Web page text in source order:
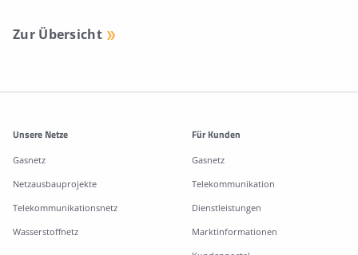
Zur Übersicht
Weitere Informationen
Unsere Netze
Gasnetz
Netzausbauprojekte
Telekommunikationsnetz
Wasserstoffnetz
Für Kunden
Gasnetz
Telekommunikation
Dienstleistungen
Marktinformationen